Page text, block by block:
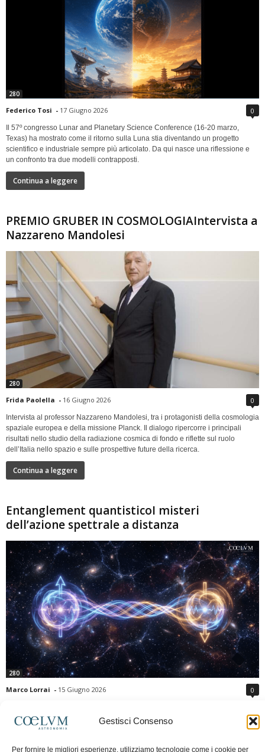
Gestisci Consenso
Per fornire le migliori esperienze, utilizziamo tecnologie come i cookie per
280
Federico Tosi - 17 Giugno 2026 0
Il 57º congresso Lunar and Planetary Science Conference (16-20 marzo,
Texas) ha mostrato come il ritorno sulla Luna stia diventando un progetto
scientifico e industriale sempre più articolato. Da qui nasce una riflessione e
un confronto tra due modelli contrapposti.
Continua a leggere
PREMIO GRUBER IN COSMOLOGIAIntervista a
Nazzareno Mandolesi
280
Frida Paolella - 16 Giugno 2026 0
Intervista al professor Nazzareno Mandolesi, tra i protagonisti della cosmologia
spaziale europea e della missione Planck. Il dialogo ripercorre i principali
risultati nello studio della radiazione cosmica di fondo e riflette sul ruolo
dell’Italia nello spazio e sulle prospettive future della ricerca.
Continua a leggere
Entanglement quantisticoI misteri
dell’azione spettrale a distanza
280
Marco Lorrai - 15 Giugno 2026 0
moderna: due particelle possono mostrare correlazioni che sembrano ignorare
la distanza che le separa. Gli esperimenti e i teoremi di Bell hanno escluso le
previsioni della meccanica quantistica. Nonostante ciò, l'entanglement non